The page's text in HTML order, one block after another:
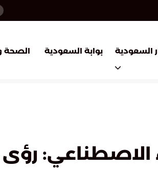
السعودية بوابة السعودية الصحة
الاصطناعي: